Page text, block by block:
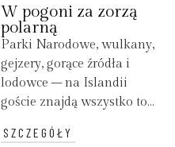
W pogoni za zorzą
polarną
Parki Narodowe, wulkany,
gejzery, gorące źródła i
lodowce – na Islandii
goście znajdą wszystko to...
SZCZEGÓŁY